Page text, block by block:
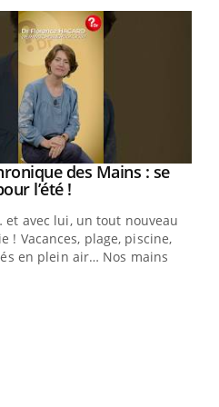
des Mains : se
l’été !Youtube
et avec lui, un tout nouveau
! Vacances, plage, piscine,
en plein air… Nos mains